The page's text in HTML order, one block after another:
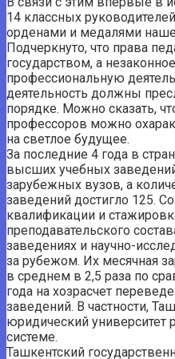
14 классных
орденами и медалями
Подчеркнуто, что права
государством, а
профессиональную
деятельность должны
порядке. Можно сказать,
профессоров можно
на светлое будущее.
За последние 4 года в
высших учебных
зарубежных вузов, а
заведений достигло 125.
квалификации и
преподавательского
заведениях и научно-
за рубежом. Их месячная
в среднем в 2,5 раза по
года на хозрасчет
заведений. В частности,
юридический университет
системе.
Ташкентский